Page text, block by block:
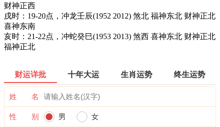
财神正西
戌时：19-20点，冲龙壬辰(1952 2012) 煞北 福神东北 财神正北
喜神东南
亥时：21-22点，冲蛇癸巳(1953 2013) 煞西 喜神东北 财神正北
福神正北
财运详批 十年大运 生肖运势 终生运势
姓 名
性 别 男 女